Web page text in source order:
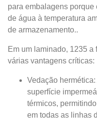
para embalagens
de água à temperatura
de armazenamento..
Em um laminado, 1235
várias vantagens críticas:
Vedação
superfície
térmicos,
em todas as linhas